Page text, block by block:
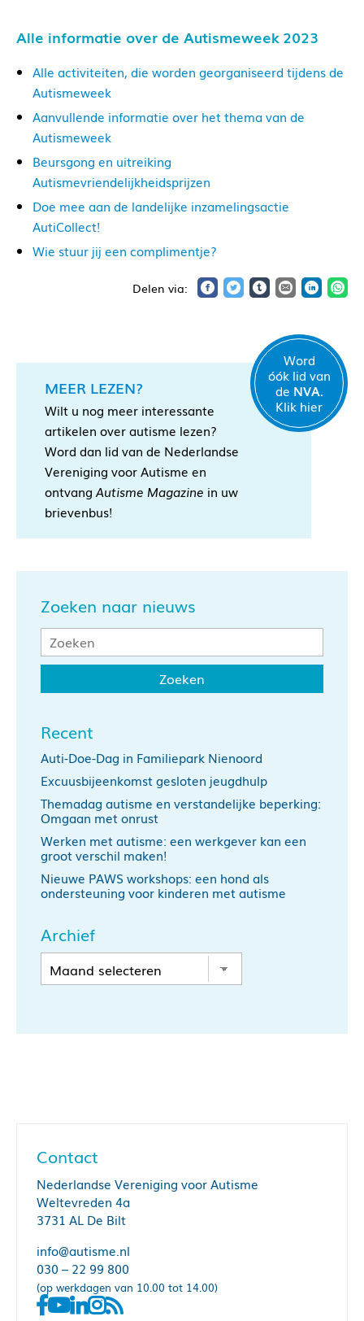
Alle informatie over de Autismeweek 2023
Alle activiteiten, die worden georganiseerd tijdens de
Autismeweek
Aanvullende informatie over het thema van de
Autismeweek
Beursgong en uitreiking
Autismevriendelijkheidsprijzen
Doe mee aan de landelijke inzamelingsactie
AutiCollect!
Wie stuur jij een complimentje?
MEER LEZEN?
Wilt u nog meer interessante
artikelen over autisme lezen?
Word dan lid van de Nederlandse
Vereniging voor Autisme en
ontvang Autisme Magazine in uw
brievenbus!
Word
óók lid van
de NVA.
Klik hier
Zoeken naar nieuws
Recent
Auti-Doe-Dag in Familiepark Nienoord
Excuusbijeenkomst gesloten jeugdhulp
Themadag autisme en verstandelijke beperking:
Omgaan met onrust
Werken met autisme: een werkgever kan een
groot verschil maken!
Nieuwe PAWS workshops: een hond als
ondersteuning voor kinderen met autisme
Archief
Contact
Nederlandse Vereniging voor Autisme
Weltevreden 4a
3731 AL De Bilt
info@autisme.nl
030 – 22 99 800
(op werkdagen van 10.00 tot 14.00)